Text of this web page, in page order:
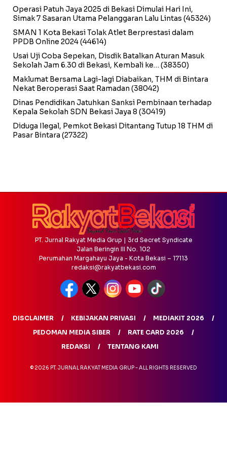
Operasi Patuh Jaya 2025 di Bekasi Dimulai Hari Ini,
Simak 7 Sasaran Utama Pelanggaran Lalu Lintas (45324)
SMAN 1 Kota Bekasi Tolak Atlet Berprestasi dalam
PPDB Online 2024(44614)
Usai Uji Coba Sepekan, Disdik Batalkan Aturan Masuk
Sekolah Jam 6.30 di Bekasi, Kembali ke… (38350)
Maklumat Bersama Lagi-lagi Diabaikan, THM di Bintara
Nekat Beroperasi Saat Ramadan (38042)
Dinas Pendidikan Jatuhkan Sanksi Pembinaan terhadap
Kepala Sekolah SDN Bekasi Jaya 8 (30419)
Diduga Ilegal, Pemkot Bekasi Ditantang Tutup 18 THM di
Pasar Bintara (27322)
PT. Jurnal Rakyat Media Grup | 3rd Secret Syndicate
Jalan Beringin III No. 102
Perumahan Margahayu Jaya - Kota Bekasi – 17113
redaksi@rakyatbekasi.com
DISCLAIMER KEBIJAKAN PRIVASI
MEDIAKIT 2026
PEDOMAN MEDIA SIBER
RATE CARD 2026
REDAKSI
TENTANG KAMI
© 2026 PT. JURNAL RAKYAT MEDIA GRUP - ALL RIGHTS RESERVED